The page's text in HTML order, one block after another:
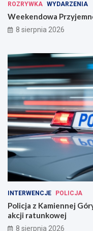
ROZRYWKA WYDARZENIA
Weekendowa
8 sierpnia 2026
INTERWENCJE POLICJA
Policja z Kamiennej
akcji ratunkowej
8 sierpnia 2026